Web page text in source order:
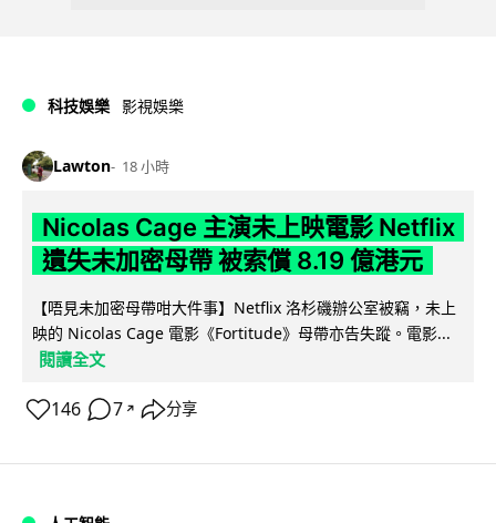
科技娛樂 影視娛樂
Lawton 18 小時
Nicolas Cage 主演未上映電影 Netflix
遺失未加密母帶 被索償 8.19 億港元
【唔見未加密母帶咁大件事】Netflix 洛杉磯辦公室被竊，未上
映的 Nicolas Cage 電影《Fortitude》母帶亦告失蹤。電影...
閱讀全文
146 7 ↗ 分享